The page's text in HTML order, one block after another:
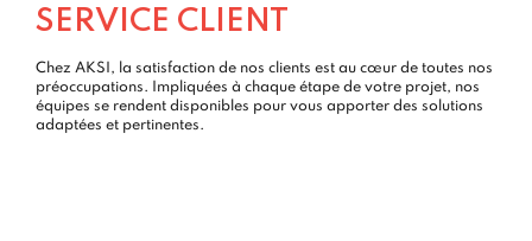
SERVICE CLIENT
Chez AKSI, la satisfaction de nos clients est au cœur de toutes nos
préoccupations. Impliquées à chaque étape de votre projet, nos
équipes se rendent disponibles pour vous apporter des solutions
adaptées et pertinentes.